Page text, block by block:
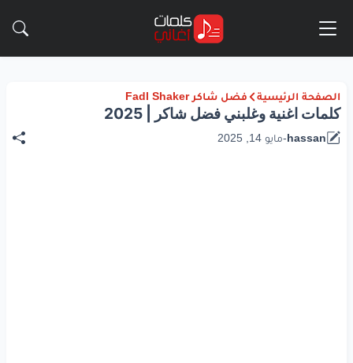
الصفحة الرئيسية فضل شاكر Fadl Shaker
كلمات اغنية وغلبني فضل شاكر | 2025
hassan
-مايو 14, 2025